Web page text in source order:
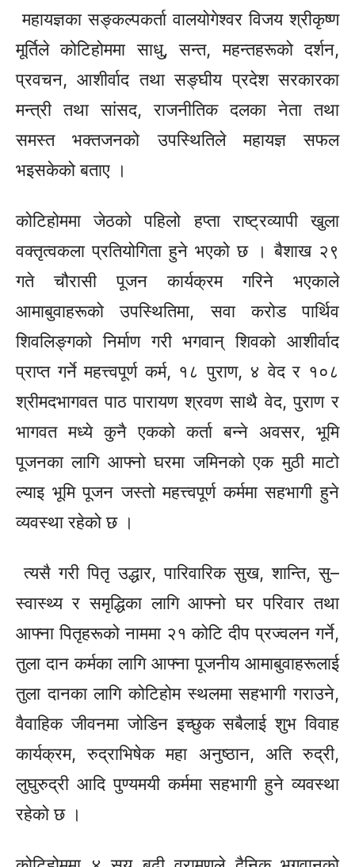
महायज्ञकासङ्कल्पकर्ता वालयोगेश्वर विजय श्रीकृष्ण
मूर्तिले कोटिहोममा साधु, सन्त, महन्तहरूको दर्शन,
प्रवचन, आशीर्वाद तथा सङ्घीय प्रदेश सरकारका
मन्त्री तथा सांसद, राजनीतिक दलका नेता तथा
समस्त भक्तजनको उपस्थितिले महायज्ञ सफल
भइसकेको बताए ।
कोटिहोममा जेठको पहिलो हप्ता राष्ट्रव्यापी खुला
वक्तृत्वकलाप्रतियोगिता हुने भएको छ । बैशाख २९
गते चौरासी पूजन कार्यक्रम गरिने भएकाले
आमाबुवाहरूको उपस्थितिमा, सवा करोड पार्थिव
शिवलिङ्गको निर्माण गरी भगवान् शिवको आशीर्वाद
प्राप्त गर्ने महत्त्वपूर्ण कर्म, १८ पुराण, ४ वेद र १०८
श्रीमदभागवतपाठ पारायण श्रवण साथै वेद, पुराण र
भागवत मध्ये कुनै एकको कर्ता बन्ने अवसर, भूमि
पूजनका लागि आफ्नो घरमा जमिनको एक मुठी माटो
ल्याइ भूमि पूजन जस्तो महत्त्वपूर्ण कर्ममा सहभागी हुने
व्यवस्था रहेको छ ।
त्यसै गरी पितृ उद्धार, पारिवारिक सुख, शान्ति,सु–
स्वास्थ्यर समृद्धिका लागि आफ्नो घर परिवार तथा
आफ्ना पितृहरूको नाममा २१कोटि दीप प्रज्वलन गर्ने,
तुला दान कर्मका लागि आफ्ना पूजनीय आमाबुवाहरूलाई
तुला दानका लागि कोटिहोम स्थलमा सहभागी गराउने,
वैवाहिक जीवनमा जोडिन इच्छुक सबैलाई शुभ विवाह
कार्यक्रम, रुद्राभिषेक महा अनुष्ठान, अति रुद्री,
लुघुरुद्री आदि पुण्यमयी कर्ममा सहभागी हुने व्यवस्था
रहेको छ ।